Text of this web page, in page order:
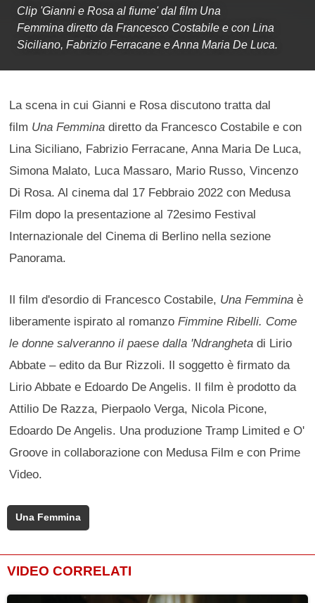
Clip 'Gianni e Rosa al fiume' dal film Una
Femmina diretto da Francesco Costabile e con Lina
Siciliano, Fabrizio Ferracane e Anna Maria De Luca.
La scena in cui Gianni e Rosa discutono tratta dal
film Una Femmina diretto da Francesco Costabile e con
Lina Siciliano, Fabrizio Ferracane, Anna Maria De Luca,
Simona Malato, Luca Massaro, Mario Russo, Vincenzo
Di Rosa. Al cinema dal 17 Febbraio 2022 con Medusa
Film dopo la presentazione al 72esimo Festival
Internazionale del Cinema di Berlino nella sezione
Panorama.
Il film d'esordio di Francesco Costabile, Una Femmina è
liberamente ispirato al romanzoFimmine Ribelli. Come
le donne salveranno il paese dalla 'Ndranghetadi Lirio
Abbate – edito da Bur Rizzoli. Il soggetto è firmato da
Lirio Abbate e Edoardo De Angelis. Il film è prodotto da
Attilio De Razza, Pierpaolo Verga, Nicola Picone,
Edoardo De Angelis. Una produzione Tramp Limited e O'
Groove in collaborazione con Medusa Film e con Prime
Video.
Una Femmina
VIDEO CORRELATI